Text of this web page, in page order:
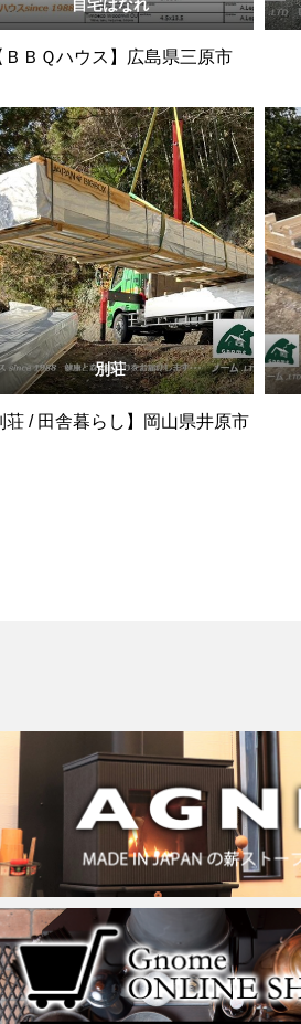
自宅はなれ
ＢＢＱハウス】広島県三原市
別荘
荘 / 田舎暮らし】岡山県井原市